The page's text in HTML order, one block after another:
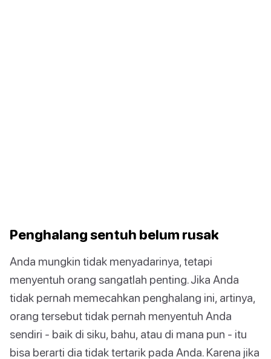
Penghalang sentuh belum rusak
Anda mungkin tidak menyadarinya, tetapi
menyentuh orang sangatlah penting. Jika Anda
tidak pernah memecahkan penghalang ini, artinya,
orang tersebut tidak pernah menyentuh Anda
sendiri - baik di siku, bahu, atau di mana pun - itu
bisa berarti dia tidak tertarik pada Anda. Karena jika